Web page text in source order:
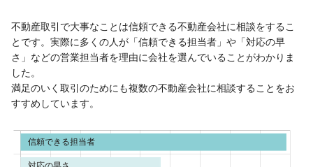
不動産取引で大事なことは信頼できる不動産会社に相談をするこ
とです。実際に多くの人が「信頼できる担当者」や「対応の早
さ」などの営業担当者を理由に会社を選んでいることがわかりま
した。
満足のいく取引のためにも複数の不動産会社に相談することをお
すすめしています。